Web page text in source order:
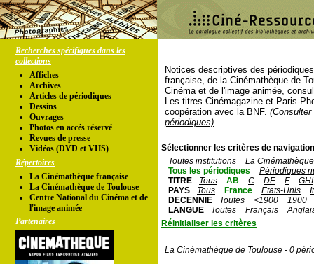
Recherches spécifiques dans les
collections
Affiches
Archives
Articles de périodiques
Dessins
Ouvrages
Photos en accés réservé
Revues de presse
Vidéos (DVD et VHS)
Répertoires
La Cinémathèque française
La Cinémathèque de Toulouse
Centre National du Cinéma et de
l'image animée
Partenaires
Notices descriptives des
française, de la Cinémathèque de
Cinéma et de l'image animée,
Les titres Cinémagazine et Paris-
coopération avec la BNF.
périodiques)
Sélectionner les critères de
Toutes institutions
La
Tous les périodiques
Périodiques
TITRE
Tous AB C DE F
GHI
PAYS
Tous France Etats-Unis
DECENNIE
Toutes <1900
1900
LANGUE
Toutes Français
Réinitialiser les critères
La Cinémathèque de Toulouse - 0